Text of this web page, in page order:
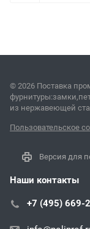
© 2026 Поставка
из нержавеющей
Пользовательское
Версия для
Наши контакты
+7 (495) 669-